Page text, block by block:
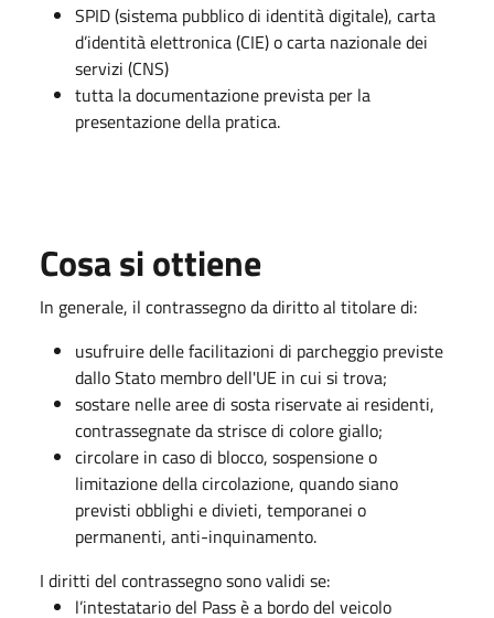
SPID (sistema pubblico di identità digitale), carta
d’identità elettronica (CIE) o carta nazionale dei
servizi (CNS)
tutta la documentazione prevista per la
presentazione della pratica.
Cosa si ottiene
In generale, il contrassegno da diritto al titolare di:
usufruire delle facilitazioni di parcheggio previste
dallo Stato membro dell'UE in cui si trova;
sostare nelle aree di sosta riservate ai residenti,
contrassegnate da strisce di colore giallo;
circolare in caso di blocco, sospensione o
limitazione della circolazione, quando siano
previsti obblighi e divieti, temporanei o
permanenti, anti-inquinamento.
I diritti del contrassegno sono validi se:
l’intestatario del Pass è a bordo del veicolo